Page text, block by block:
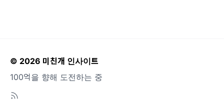
© 2026 미친개 인사이트
100억을 향해 도전하는 중